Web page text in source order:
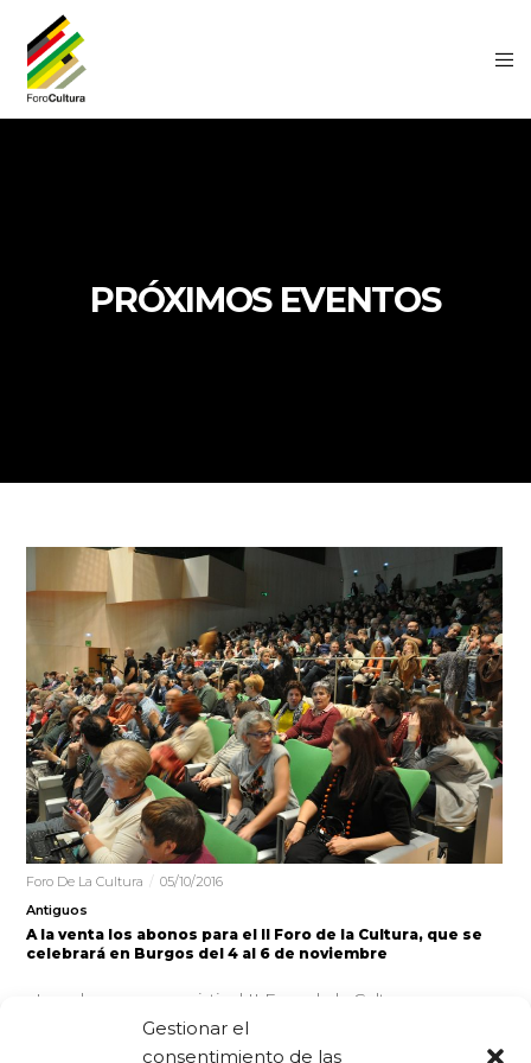
Gestionar el
consentimiento de las
PRÓXIMOS EVENTOS
Foro De La Cultura
05/10/2016
Antiguos
A la venta los abonos para el II Foro de la Cultura, que se
celebrará en Burgos del 4 al 6 de noviembre
Los abonos para asistir al II Foro de la Cultura, que se
celebrará en Burgos entre los días 4 y…